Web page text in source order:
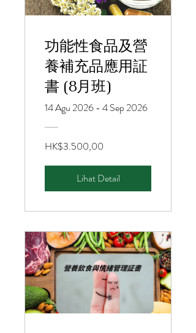
功能性食品及營
養補充品應用証
書 (8月班)
14 Agu 2026 - 4 Sep 2026
HK$3.500,00
Lihat Detail